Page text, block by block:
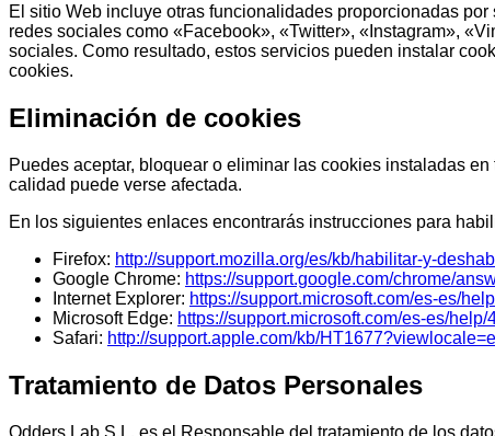
El sitio Web incluye otras funcionalidades proporcionadas
redes sociales como «Facebook», «Twitter», «Instagram»,
sociales. Como resultado, estos servicios pueden instalar
cookies.
Eliminación de cookies
Puedes aceptar, bloquear o eliminar las cookies instaladas
calidad puede verse afectada.
En los siguientes enlaces encontrarás instrucciones para
Firefox: http://support.mozilla.org/es/kb/habilitar-y-
Google Chrome: https://support.google.com/chrome/
Internet Explorer: https://support.microsoft.com/es-es/
Microsoft Edge: https://support.microsoft.com/es-es/
Safari: http://support.apple.com/kb/
Tratamiento de Datos Personales
Odders Lab S.L. es el Responsable del tratamiento de los